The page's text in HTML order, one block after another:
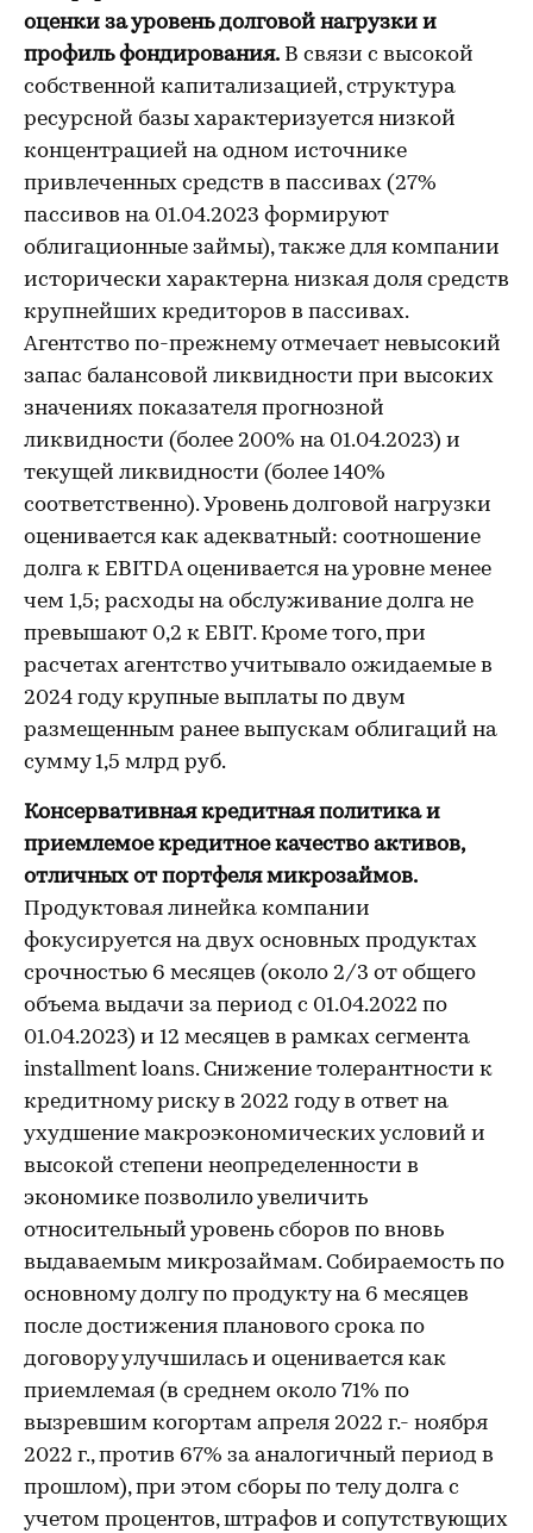
оценки за уровень долговой нагрузки и
профиль фондирования. В связи с высокой
собственной капитализацией, структура
ресурсной базы характеризуется низкой
концентрацией на одном источнике
привлеченных средств в пассивах (27%
пассивов на 01.04.2023 формируют
облигационные займы), также для компании
исторически характерна низкая доля средств
крупнейших кредиторов в пассивах.
Агентство по-прежнему отмечает невысокий
запас балансовой ликвидности при высоких
значениях показателя прогнозной
ликвидности (более 200% на 01.04.2023) и
текущей ликвидности (более 140%
соответственно). Уровень долговой нагрузки
оценивается как адекватный: соотношение
долга к EBITDA оценивается на уровне менее
чем 1,5; расходы на обслуживание долга не
превышают 0,2 к EBIT. Кроме того, при
расчетах агентство учитывало ожидаемые в
2024 году крупные выплаты по двум
размещенным ранее выпускам облигаций на
сумму 1,5 млрд руб.
Консервативная кредитная политика и
приемлемое кредитное качество активов,
отличных от портфеля микрозаймов.
Продуктовая линейка компании
фокусируется на двух основных продуктах
срочностью 6 месяцев (около 2/3 от общего
объема выдачи за период с 01.04.2022 по
01.04.2023) и 12 месяцев в рамках сегмента
installment loans. Снижение толерантности к
кредитному риску в 2022 году в ответ на
ухудшение макроэкономических условий и
высокой степени неопределенности в
экономике позволило увеличить
относительный уровень сборов по вновь
выдаваемым микрозаймам. Собираемость по
основному долгу по продукту на 6 месяцев
после достижения планового срока по
договору улучшилась и оценивается как
приемлемая (в среднем около 71% по
вызревшим когортам апреля 2022 г.- ноября
2022 г., против 67% за аналогичный период в
прошлом), при этом сборы по телу долга с
учетом процентов, штрафов и сопутствующих